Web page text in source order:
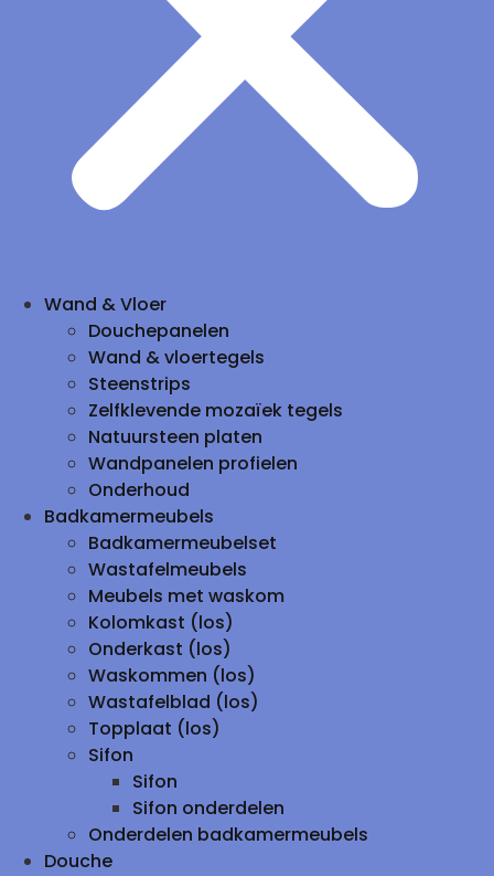
Wand & Vloer
Douchepanelen
Wand & vloertegels
Steenstrips
Zelfklevende mozaïek tegels
Natuursteen platen
Wandpanelen profielen
Onderhoud
Badkamermeubels
Badkamermeubelset
Wastafelmeubels
Meubels met waskom
Kolomkast (los)
Onderkast (los)
Waskommen (los)
Wastafelblad (los)
Topplaat (los)
Sifon
Sifon
Sifon onderdelen
Onderdelen badkamermeubels
Douche